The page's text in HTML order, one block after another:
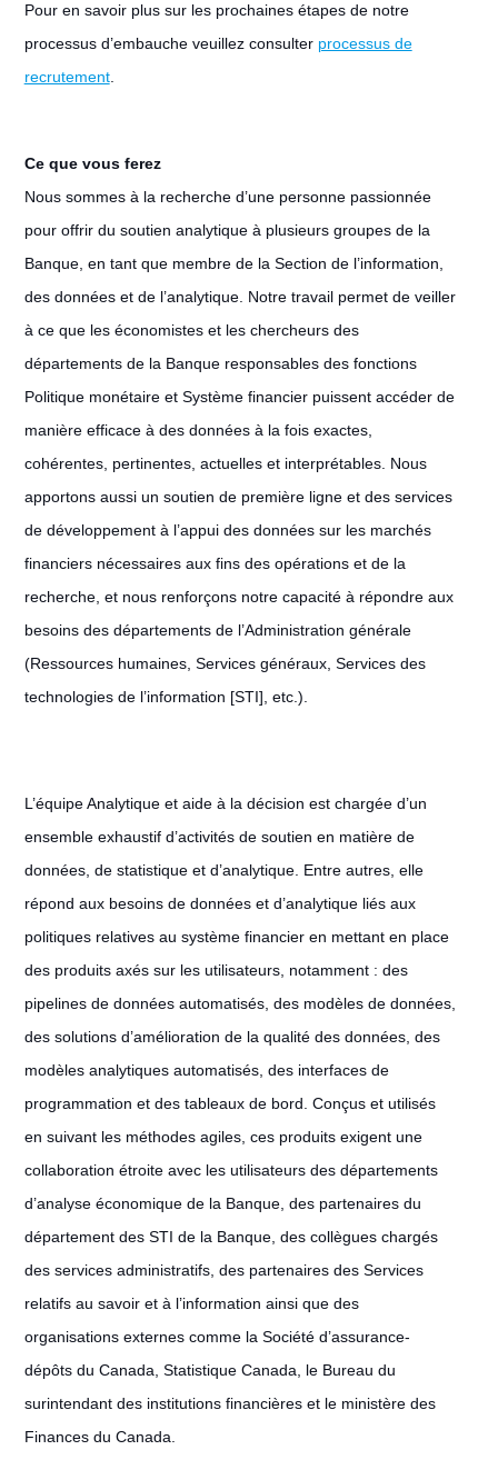
Pour en savoir plus sur les prochaines étapes de notre
processus d’embauche veuillez consulter processus de
recrutement.
Ce que vous ferez
Nous sommes à la recherche d’une personne passionnée
pour offrir du soutien analytique à plusieurs groupes de la
Banque, en tant que membre de la Section de l’information,
des données et de l’analytique. Notre travail permet de veiller
à ce que les économistes et les chercheurs des
départements de la Banque responsables des fonctions
Politique monétaire et Système financier puissent accéder de
manière efficace à des données à la fois exactes,
cohérentes, pertinentes, actuelles et interprétables. Nous
apportons aussi un soutien de première ligne et des services
de développement à l’appui des données sur les marchés
financiers nécessaires aux fins des opérations et de la
recherche, et nous renforçons notre capacité à répondre aux
besoins des départements de l’Administration générale
(Ressources humaines, Services généraux, Services des
technologies de l’information [STI], etc.).
L’équipe Analytique et aide à la décision est chargée d’un
ensemble exhaustif d’activités de soutien en matière de
données, de statistique et d’analytique. Entre autres, elle
répond aux besoins de données et d’analytique liés aux
politiques relatives au système financier en mettant en place
des produits axés sur les utilisateurs, notamment : des
pipelines de données automatisés, des modèles de données,
des solutions d’amélioration de la qualité des données, des
modèles analytiques automatisés, des interfaces de
programmation et des tableaux de bord. Conçus et utilisés
en suivant les méthodes agiles, ces produits exigent une
collaboration étroite avec les utilisateurs des départements
d’analyse économique de la Banque, des partenaires du
département des STI de la Banque, des collègues chargés
des services administratifs, des partenaires des Services
relatifs au savoir et à l’information ainsi que des
organisations externes comme la Société d’assurance-
dépôts du Canada, Statistique Canada, le Bureau du
surintendant des institutions financières et le ministère des
Finances du Canada.